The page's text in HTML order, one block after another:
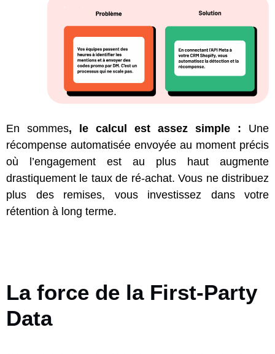
En sommes, le calcul est assez simple : Une
récompense automatisée envoyée au moment précis
où l’engagement est au plus haut augmente
drastiquement le taux de ré-achat. Vous ne distribuez
plus des remises, vous investissez dans votre
rétention à long terme.
La force de la First-Party
Data